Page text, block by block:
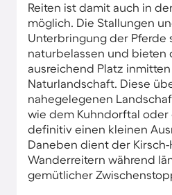
Reiten ist damit auch in
möglich. Die Stallungen
Unterbringung der Pferde
naturbelassen und bieten
ausreichend Platz
Naturlandschaft. Diese
nahegelegenen
wie dem Kuhndorftal oder
definitiv einen kleinen
Daneben dient der Kirsch-
Wanderreitern während
gemütlicher